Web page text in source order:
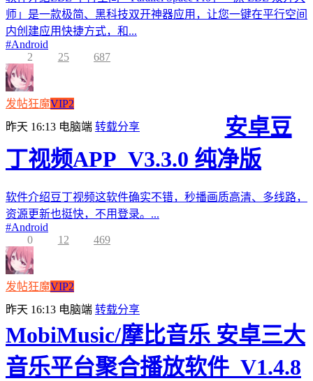
师」是一款极简、黑科技双开神器应用，让您一键在平行空间
内创建应用快捷方式，和...
#Android
2
25 687
发帖狂魔VIP2
昨天 16:13 电脑端 转载分享
安卓豆
丁视频APP_V3.3.0 纯净版
软件介绍豆丁视频这软件确实不错，秒播画质高清、多线路，
资源更新也挺快，不用登录。...
#Android
0
12 469
发帖狂魔VIP2
昨天 16:13 电脑端 转载分享
MobiMusic/摩比音乐 安卓三大
音乐平台聚合播放软件_V1.4.8